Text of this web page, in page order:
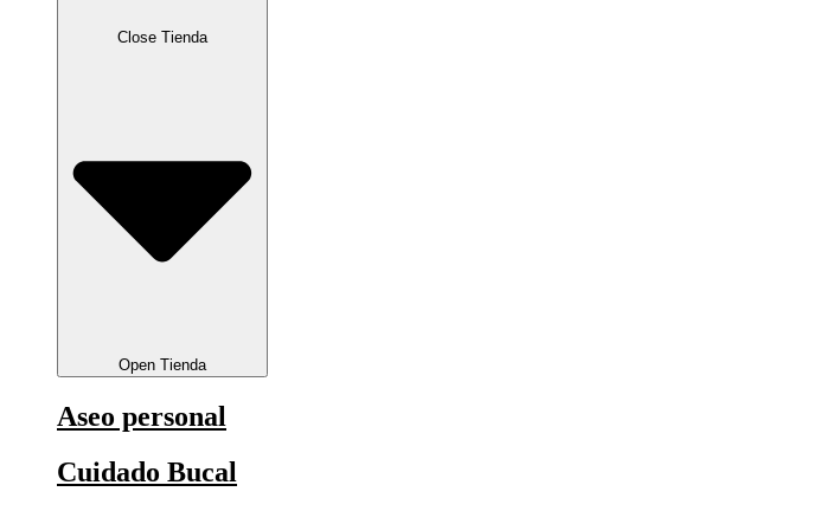
Close Tienda
Open Tienda
Aseo personal
Cuidado Bucal